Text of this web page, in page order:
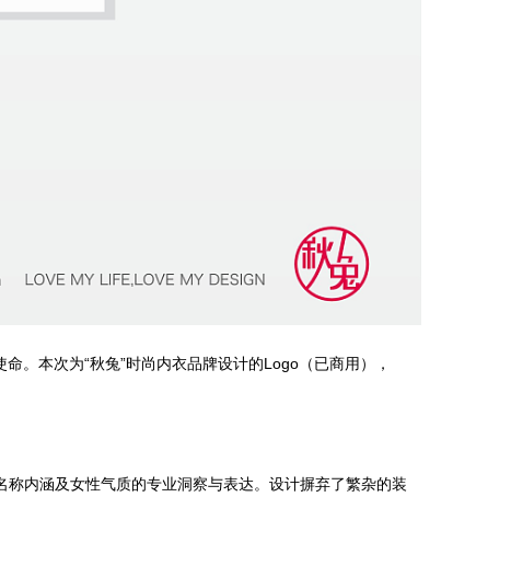
。本次为“秋兔”时尚内衣品牌设计的Logo（已商用），
称内涵及女性气质的专业洞察与表达。设计摒弃了繁杂的装